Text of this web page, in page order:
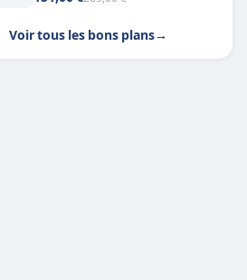
Voir tous les bons plans→